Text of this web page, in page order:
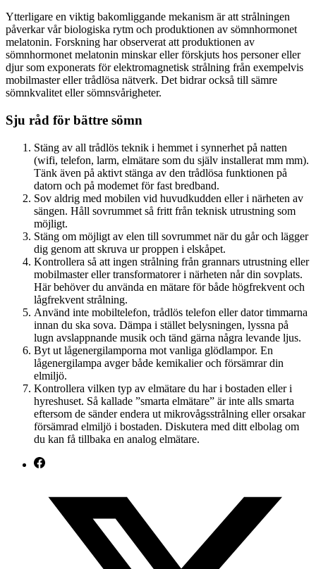
Ytterligare en viktig bakomliggande mekanism är att strålningen
påverkar vår biologiska rytm och produktionen av sömnhormonet
melatonin. Forskning har observerat att produktionen av
sömnhormonet melatonin minskar eller förskjuts hos personer eller
djur som exponerats för elektromagnetisk strålning från exempelvis
mobilmaster eller trådlösa nätverk. Det bidrar också till sämre
sömnkvalitet eller sömnsvårigheter.
Sju råd för bättre sömn
Stäng av all trådlös teknik i hemmet i synnerhet på natten
(wifi, telefon, larm, elmätare som du själv installerat mm mm).
Tänk även på aktivt stänga av den trådlösa funktionen på
datorn och på modemet för fast bredband.
Sov aldrig med mobilen vid huvudkudden eller i närheten av
sängen. Håll sovrummet så fritt från teknisk utrustning som
möjligt.
Stäng om möjligt av elen till sovrummet när du går och lägger
dig genom att skruva ur proppen i elskåpet.
Kontrollera så att ingen strålning från grannars utrustning eller
mobilmaster eller transformatorer i närheten når din sovplats.
Här behöver du använda en mätare för både högfrekvent och
lågfrekvent strålning.
Använd inte mobiltelefon, trådlös telefon eller dator timmarna
innan du ska sova. Dämpa i stället belysningen, lyssna på
lugn avslappnande musik och tänd gärna några levande ljus.
Byt ut lågenergilamporna mot vanliga glödlampor. En
lågenergilampa avger både kemikalier och försämrar din
elmiljö.
Kontrollera vilken typ av elmätare du har i bostaden eller i
hyreshuset. Så kallade ”smarta elmätare” är inte alls smarta
eftersom de sänder endera ut mikrovågsstrålning eller orsakar
försämrad elmiljö i bostaden. Diskutera med ditt elbolag om
du kan få tillbaka en analog elmätare.